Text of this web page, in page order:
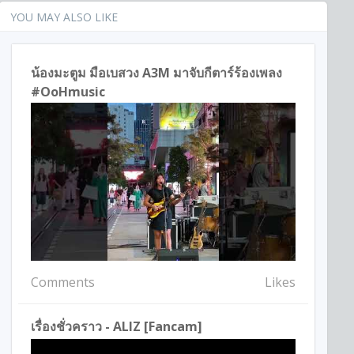
YOU MAY ALSO LIKE
น้องมะตูม มือเบสวง A3M มาจับกีตาร์ร้องเพลง
#OoHmusic
Comments Likes
เรื่องชั่วคราว - ALIZ [Fancam]